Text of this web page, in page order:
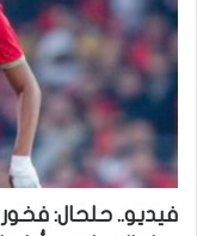
فيديو.. حلحال: